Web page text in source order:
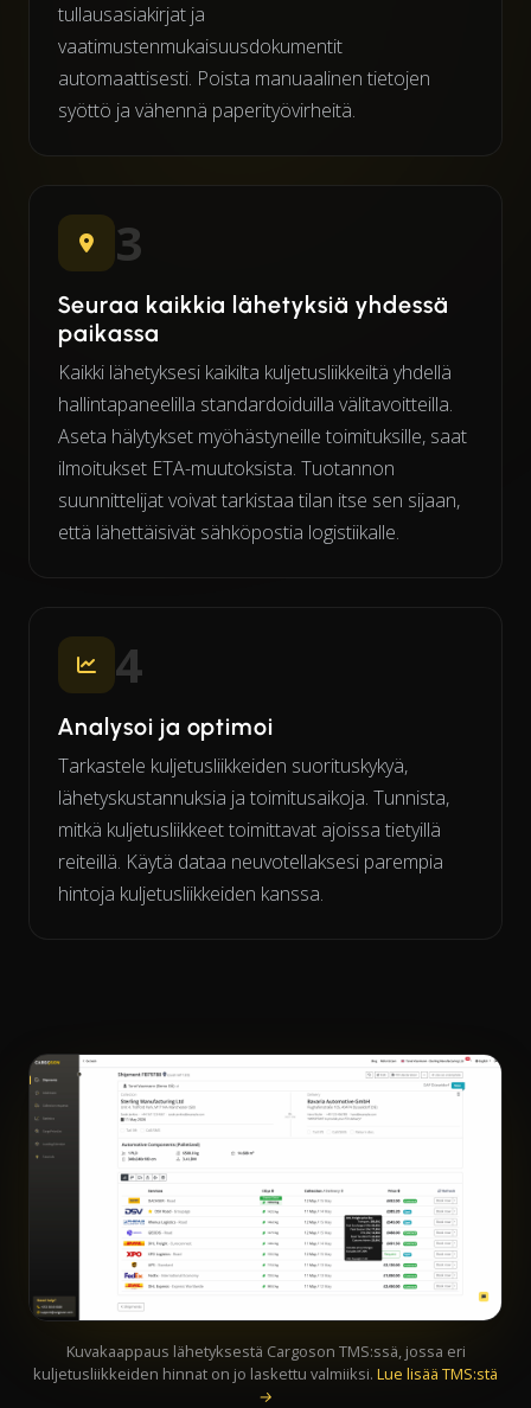
tullausasiakirjat ja
vaatimustenmukaisuusdokumentit
automaattisesti. Poista manuaalinen tietojen
syöttö ja vähennä paperityövirheitä.
3
Seuraa kaikkia lähetyksiä yhdessä
paikassa
Kaikki lähetyksesi kaikilta kuljetusliikkeiltä yhdellä
hallintapaneelilla standardoiduilla välitavoitteilla.
Aseta hälytykset myöhästyneille toimituksille, saat
ilmoitukset ETA-muutoksista. Tuotannon
suunnittelijat voivat tarkistaa tilan itse sen sijaan,
että lähettäisivät sähköpostia logistiikalle.
4
Analysoi ja optimoi
Tarkastele kuljetusliikkeiden suorituskykyä,
lähetyskustannuksia ja toimitusaikoja. Tunnista,
mitkä kuljetusliikkeet toimittavat ajoissa tietyillä
reiteillä. Käytä dataa neuvotellaksesi parempia
hintoja kuljetusliikkeiden kanssa.
Kuvakaappaus lähetyksestä Cargoson TMS:ssä, jossa eri
kuljetusliikkeiden hinnat on jo laskettu valmiiksi. Lue lisää TMS:stä
→